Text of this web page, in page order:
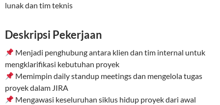
lunak dan tim teknis
Deskripsi Pekerjaan
Menjadi penghubung antara klien dan tim internal untuk
mengklarifikasi kebutuhan proyek
Memimpin daily standup meetings dan mengelola tugas
proyek dalam JIRA
Mengawasi keseluruhan siklus hidup proyek dari awal